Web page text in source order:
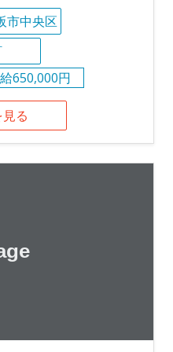
市中央区
650,000円
る